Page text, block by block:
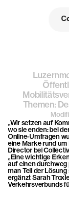
Themen:
„Wir setzen auf
wo sie enden: bei
Online-Umfragen
eine Marke rund um
Director bei
„Eine wichtige
auf einen durchweg
man Teil der Lösung
ergänzt Sarah
Verkehrsverbunds